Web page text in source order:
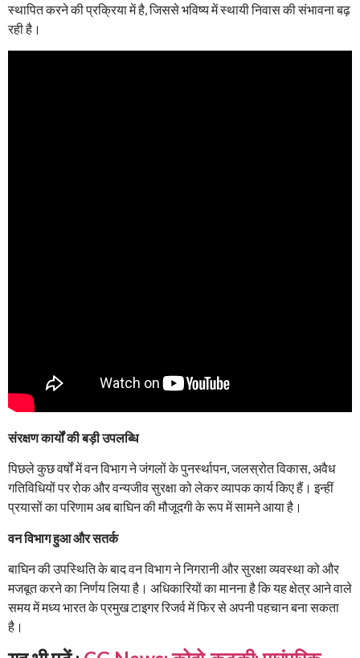
स्थापित करने की प्रक्रिया में है, जिससे भविष्य में स्थायी निवास की संभावना बढ़
रही है।
संरक्षण कार्यों की बड़ी उपलब्धि
पिछले कुछ वर्षों में वन विभाग ने जंगलों के पुनर्स्थापन, जलस्रोत विकास, अवैध
गतिविधियों पर रोक और वन्यजीव सुरक्षा को लेकर व्यापक कार्य किए हैं। इन्हीं
प्रयासों का परिणाम अब बाघिन की मौजूदगी के रूप में सामने आया है।
वन विभाग हुआ और सतर्क
बाघिन की उपस्थिति के बाद वन विभाग ने निगरानी और सुरक्षा व्यवस्था को और
मजबूत करने का निर्णय लिया है। अधिकारियों का मानना है कि यह क्षेत्र आने वाले
समय में मध्य भारत के प्रमुख टाइगर रिजर्व में फिर से अपनी पहचान बना सकता
है।